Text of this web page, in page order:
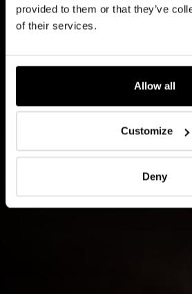
provided to them or that they’ve
of their services.
Allow all
Customize
Deny